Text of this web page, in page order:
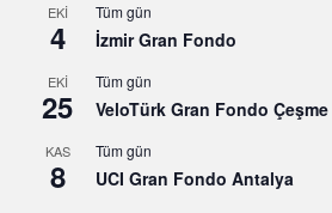
EKI
4
Tüm gün
İzmir Gran Fondo
EKI
25
Tüm gün
VeloTürk Gran Fondo Çeşme
KAS
8
Tüm gün
UCI Gran Fondo Antalya